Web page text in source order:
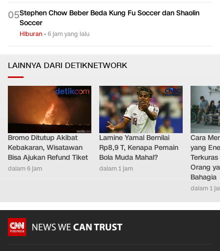
05Stephen Chow Beber Beda Kung Fu Soccer dan Shaolin
Soccer
Hiburan •6 jam yang lalu
LAINNYA DARI DETIKNETWORK
Bromo Ditutup Akibat
Kebakaran, Wisatawan
Bisa Ajukan Refund Tiket
dalam 6 jam
Lamine Yamal Bernilai
Rp8,9 T, Kenapa Pemain
Bola Muda Mahal?
dalam 1 jam
Cara
yang
Orang
Bahagia
dalam 1